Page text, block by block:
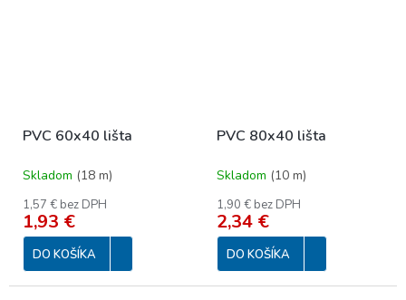
PVC 60x40 lišta
Skladom (18 m)
1,57 € bez DPH
1,93 €
DO KOŠÍKA
PVC 80x40 lišta
Skladom (10 m)
1,90 € bez DPH
2,34 €
DO KOŠÍKA